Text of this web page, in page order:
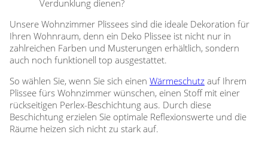
Verdunklung dienen?
Unsere Wohnzimmer Plissees sind die ideale Dekoration für
Ihren Wohnraum, denn ein Deko Plissee ist nicht nur in
zahlreichen Farben und Musterungen erhältlich, sondern
auch noch funktionell top ausgestattet.
So wählen Sie, wenn Sie sich einen Wärmeschutz auf Ihrem
Plissee fürs Wohnzimmer wünschen, einen Stoff mit einer
rückseitigen Perlex-Beschichtung aus. Durch diese
Beschichtung erzielen Sie optimale Reflexionswerte und die
Räume heizen sich nicht zu stark auf.